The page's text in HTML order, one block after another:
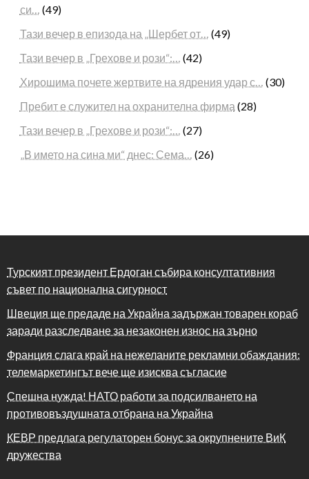
си… (49)
Тази вечер в епизода на „Шербет от… (49)
Тази вечер в „Грехове и рози“:… (42)
Хирошима почете жертвите на ядрения удар с… (30)
Пребит е служител на охранителна фирма (28)
Тази вечер в „Грехове и рози“:… (27)
„В името на сина ми“ днес: Сема… (26)
Турският президент Ердоган събира консултативния
съвет по национална сигурност
Швеция ще предаде на Украйна задържан товарен кораб
заради разследване за незаконен износ на зърно
Франция слага край на нежеланите рекламни обаждания:
телемаркетингът вече ще изисква съгласие
Спешна нужда! НАТО работи за подсилването на
противовъздушната отбрана на Украйна
КЕВР предлага регулаторен бонус за окрупнените ВиК
дружества